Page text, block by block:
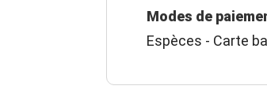
Modes de
Espèces - Carte